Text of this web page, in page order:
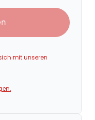
mit unseren